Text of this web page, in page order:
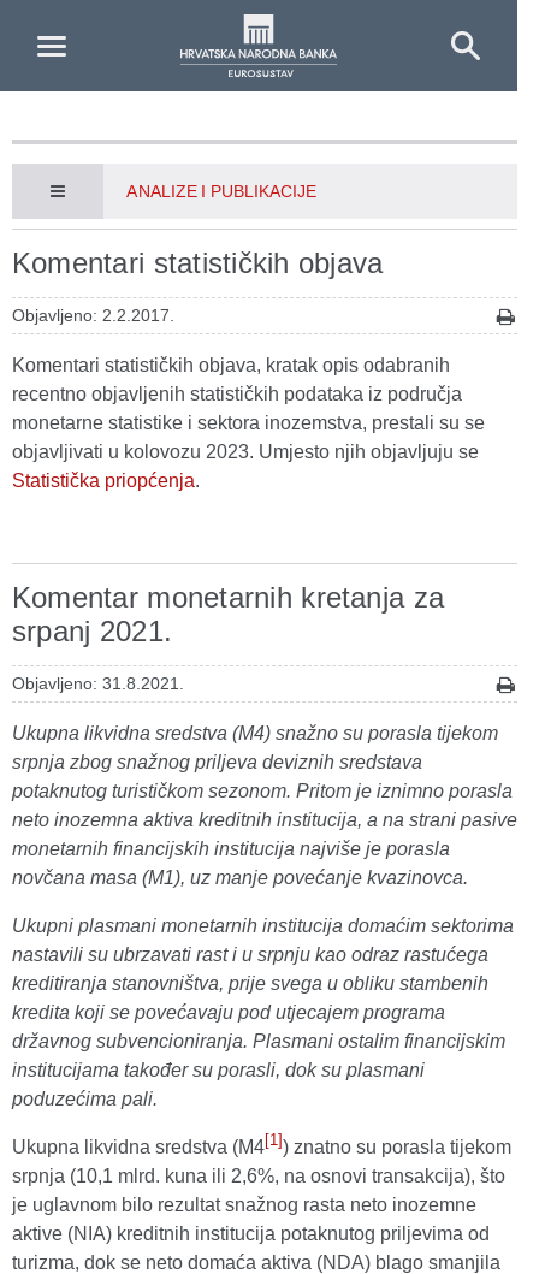
ANALIZE I PUBLIKACIJE
Komentari statističkih objava
Objavljeno: 2.2.2017.
Komentari statističkih objava, kratak opis odabranih
recentno objavljenih statističkih podataka iz područja
monetarne statistike i sektora inozemstva, prestali su se
objavljivati u kolovozu 2023. Umjesto njih objavljuju se
Statistička priopćenja.
Komentar monetarnih kretanja za
srpanj 2021.
Objavljeno: 31.8.2021.
Ukupna likvidna sredstva (M4) snažno su porasla tijekom
srpnja zbog snažnog priljeva deviznih sredstava
potaknutog turističkom sezonom. Pritom je iznimno porasla
neto inozemna aktiva kreditnih institucija, a na strani pasive
monetarnih financijskih institucija najviše je porasla
novčana masa (M1), uz manje povećanje kvazinovca.
Ukupni plasmani monetarnih institucija domaćim sektorima
nastavili su ubrzavati rast i u srpnju kao odraz rastućega
kreditiranja stanovništva, prije svega u obliku stambenih
kredita koji se povećavaju pod utjecajem programa
državnog subvencioniranja. Plasmani ostalim financijskim
institucijama također su porasli, dok su plasmani
poduzećima pali.
Ukupna likvidna sredstva (M4[1]) znatno su porasla tijekom
srpnja (10,1 mlrd. kuna ili 2,6%, na osnovi transakcija), što
je uglavnom bilo rezultat snažnog rasta neto inozemne
aktive (NIA) kreditnih institucija potaknutog priljevima od
turizma, dok se neto domaća aktiva (NDA) blago smanjila